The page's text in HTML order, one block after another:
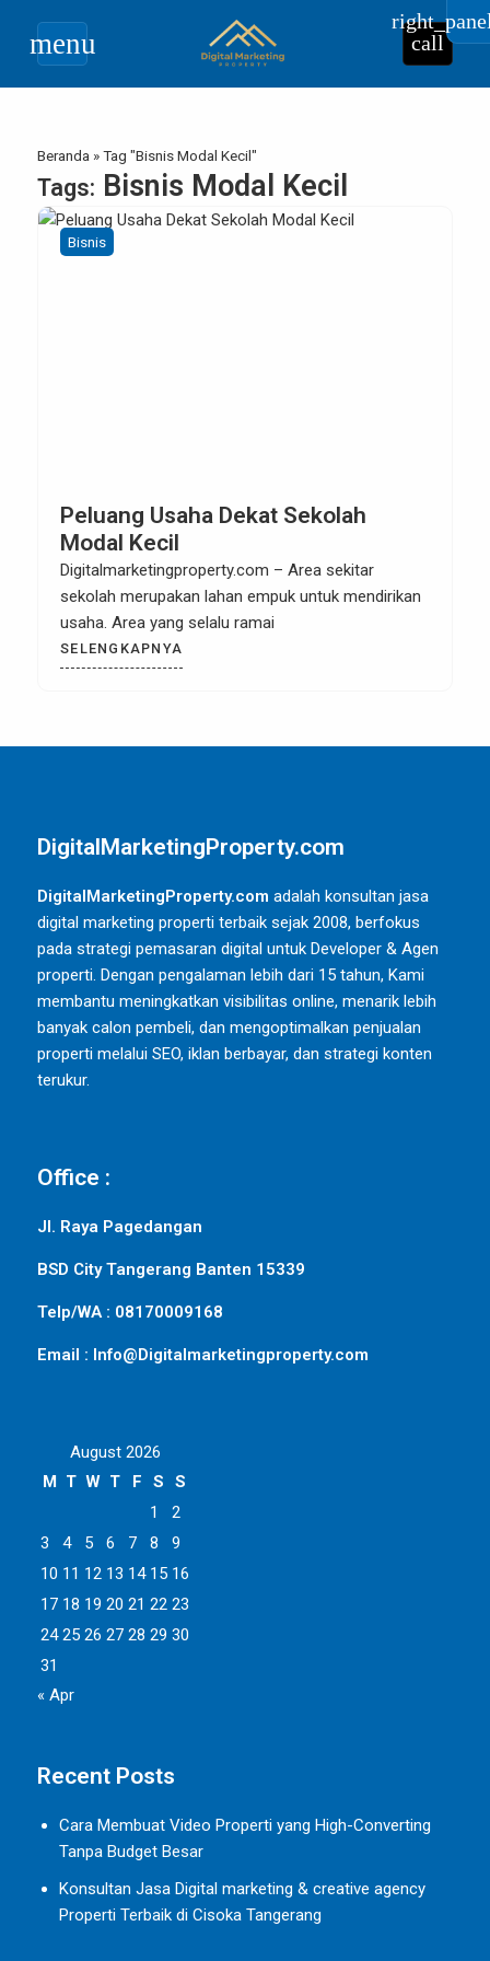
menu call
Beranda »Tag "Bisnis Modal Kecil"
Tags: Bisnis Modal Kecil
Bisnis
Peluang Usaha Dekat Sekolah
Modal Kecil
Digitalmarketingproperty.com – Area sekitar
sekolah merupakan lahan empuk untuk mendirikan
usaha. Area yang selalu ramai
SELENGKAPNYA
DigitalMarketingProperty.com
DigitalMarketingProperty.com adalah konsultan jasa
digital marketing properti terbaik sejak 2008, berfokus
pada strategi pemasaran digital untuk Developer & Agen
properti. Dengan pengalaman lebih dari 15 tahun, Kami
membantu meningkatkan visibilitas online, menarik lebih
banyak calon pembeli, dan mengoptimalkan penjualan
properti melalui SEO, iklan berbayar, dan strategi konten
terukur.
Office :
Jl. Raya Pagedangan
BSD City Tangerang Banten 15339
Telp/WA : 08170009168
Email : Info@Digitalmarketingproperty.com
August 2026
M T W T F S
S
1
2
3
4 5 6 7 8
9
10 11 12 13 14 15 16
17 18 19 20 21 22 23
24 25 26 27 28 29 30
31
« Apr
Recent Posts
Cara Membuat Video Properti yang High-Converting
Tanpa Budget Besar
Konsultan Jasa Digital marketing & creative agency
Properti Terbaik di Cisoka Tangerang